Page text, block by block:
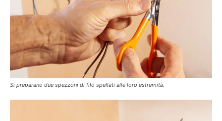
Si preparano due spezzoni di filo spellati alle loro estremità.